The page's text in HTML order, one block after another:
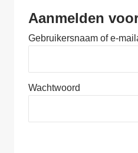
Aanmelden
Gebruikersnaam of e-
Wachtwoord